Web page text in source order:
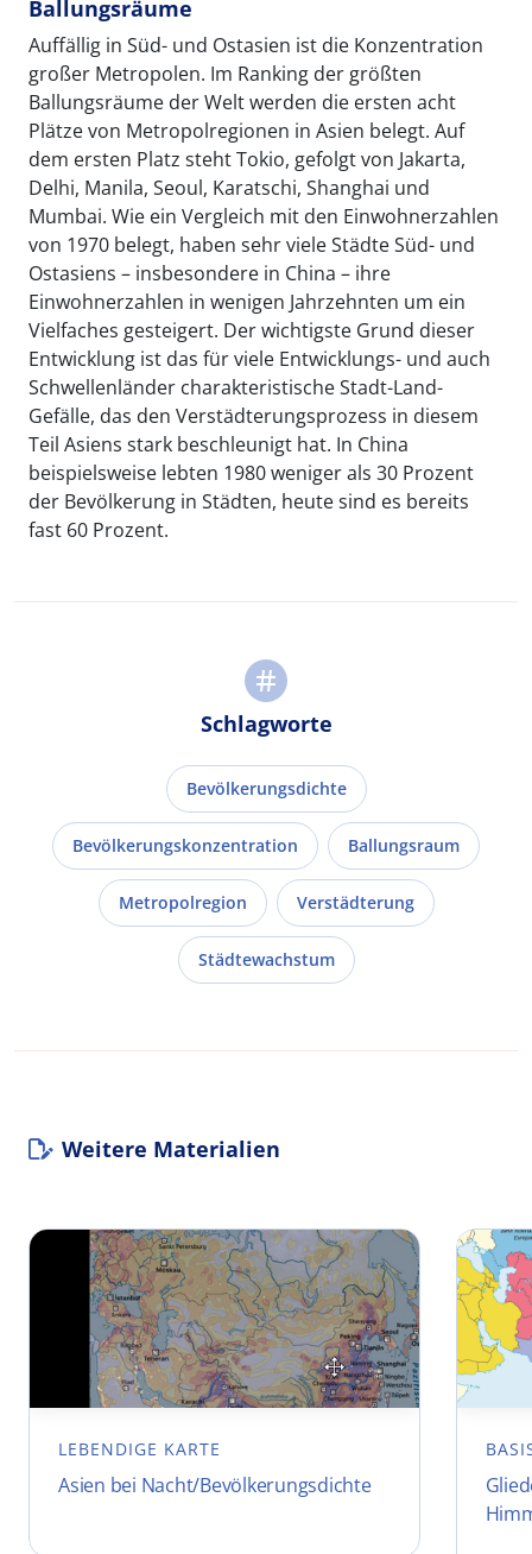
Ballungsräume
Auffällig in Süd- und Ostasien ist die Konzentration
großer Metropolen. Im Ranking der größten
Ballungsräume der Welt werden die ersten acht
Plätze von Metropolregionen in Asien belegt. Auf
dem ersten Platz steht Tokio, gefolgt von Jakarta,
Delhi, Manila, Seoul, Karatschi, Shanghai und
Mumbai. Wie ein Vergleich mit den Einwohnerzahlen
von 1970 belegt, haben sehr viele Städte Süd- und
Ostasiens – insbesondere in China – ihre
Einwohnerzahlen in wenigen Jahrzehnten um ein
Vielfaches gesteigert. Der wichtigste Grund dieser
Entwicklung ist das für viele Entwicklungs- und auch
Schwellenländer charakteristische Stadt-Land-
Gefälle, das den Verstädterungsprozess in diesem
Teil Asiens stark beschleunigt hat. In China
beispielsweise lebten 1980 weniger als 30 Prozent
der Bevölkerung in Städten, heute sind es bereits
fast 60 Prozent.
Schlagworte
Bevölkerungsdichte
Bevölkerungskonzentration Ballungsraum
Metropolregion Verstädterung
Städtewachstum
Weitere Materialien
LEBENDIGE KARTE
Asien bei Nacht/Bevölkerungsdichte